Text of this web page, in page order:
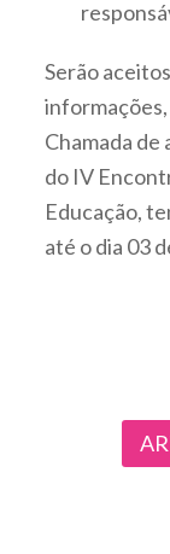
Serão
informações,
Chamada de
do IV
Educação,
até o dia 03